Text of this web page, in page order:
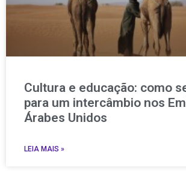
Cultura e educação: como
para um intercâmbio nos
Árabes Unidos
LEIA MAIS »